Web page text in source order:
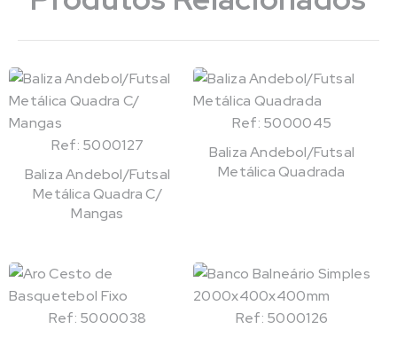
Ref: 5000127
Baliza Andebol/Futsal
Metálica Quadra C/
Mangas
Ref: 5000045
Baliza Andebol/Futsal
Metálica Quadrada
Ref: 5000038
Ref: 5000126